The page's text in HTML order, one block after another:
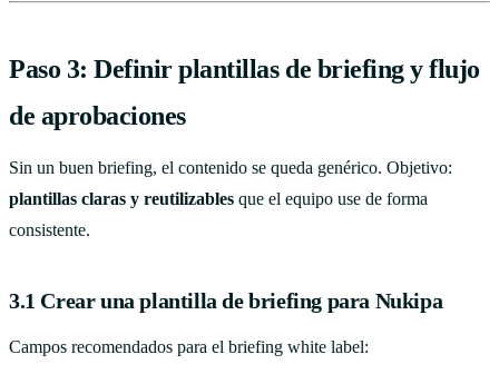
Paso 3: Definir plantillas de briefing y flujo
de aprobaciones
Sin un buen briefing, el contenido se queda genérico. Objetivo:
plantillas claras y reutilizables que el equipo use de forma
consistente.
3.1 Crear una plantilla de briefing para Nukipa
Campos recomendados para el briefing white label: